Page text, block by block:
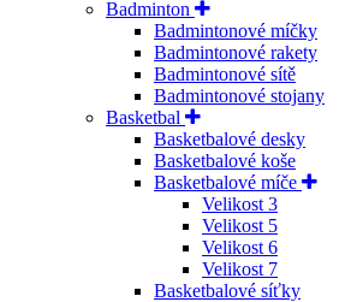
Badminton
Badmintonové míčky
Badmintonové rakety
Badmintonové sítě
Badmintonové stojany
Basketbal
Basketbalové desky
Basketbalové koše
Basketbalové míče
Velikost 3
Velikost 5
Velikost 6
Velikost 7
Basketbalové síťky